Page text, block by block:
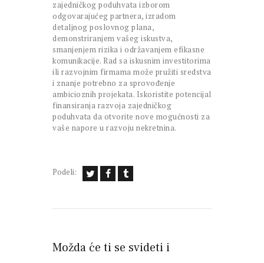
zajedničkog poduhvata izborom
odgovarajućeg partnera, izradom
detaljnog poslovnog plana,
demonstriranjem vašeg iskustva,
smanjenjem rizika i održavanjem efikasne
komunikacije. Rad sa iskusnim investitorima
ili razvojnim firmama može pružiti sredstva
i znanje potrebno za sprovođenje
ambicioznih projekata. Iskoristite potencijal
finansiranja razvoja zajedničkog
poduhvata da otvorite nove mogućnosti za
vaše napore u razvoju nekretnina.
Podeli:
Možda će ti se svideti i